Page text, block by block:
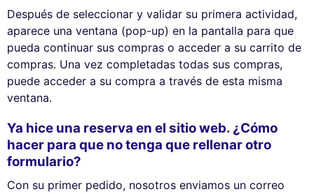
Después de seleccionar y validar su primera actividad,
aparece una ventana (pop-up) en la pantalla para que
pueda continuar sus compras o acceder a su carrito de
compras. Una vez completadas todas sus compras,
puede acceder a su compra a través de esta misma
ventana.
Ya hice una reserva en el sitio web. ¿Cómo
hacer para que no tenga que rellenar otro
formulario?
Con su primer pedido, nosotros enviamos un correo